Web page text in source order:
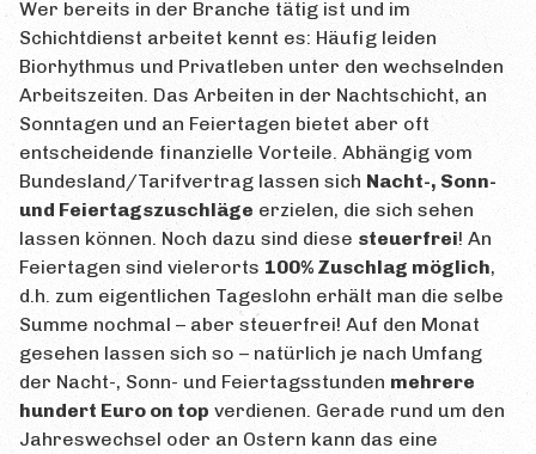
Wer bereits in der Branche tätig ist und im
Schichtdienst arbeitet kennt es: Häufig leiden
Biorhythmus und Privatleben unter den wechselnden
Arbeitszeiten. Das Arbeiten in der Nachtschicht, an
Sonntagen und an Feiertagen bietet aber oft
entscheidende finanzielle Vorteile. Abhängig vom
Bundesland/Tarifvertrag lassen sich Nacht-, Sonn-
und Feiertagszuschläge erzielen, die sich sehen
lassen können. Noch dazu sind diese steuerfrei! An
Feiertagen sind vielerorts 100% Zuschlag möglich,
d.h. zum eigentlichen Tageslohn erhält man die selbe
Summe nochmal – aber steuerfrei! Auf den Monat
gesehen lassen sich so – natürlich je nach Umfang
der Nacht-, Sonn- und Feiertagsstunden mehrere
hundert Euro on top verdienen. Gerade rund um den
Jahreswechsel oder an Ostern kann das eine